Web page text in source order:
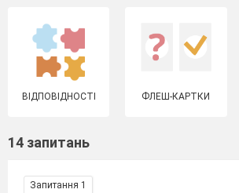
ВІДПОВІДНОСТІ ФЛЕШ-КАРТКИ
14 запитань
Запитання 1